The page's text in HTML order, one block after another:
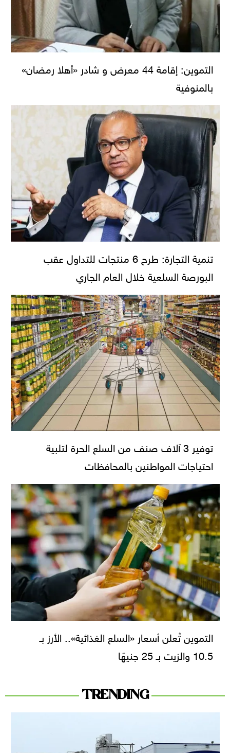
التموين: إقامة 44 معرض و شادر «أهلا رمضان»
بالمنوفية
تنمية التجارة: طرح 6 منتجات للتداول عقب
البورصة السلعية خلال العام الجاري
توفير 3 آلاف صنف من السلع الحرة لتلبية
احتياجات المواطنين بالمحافظات
التموين تُعلن أسعار «السلع الغذائية».. الأرز بـ
10.5 والزيت بـ 25 جنيهًا
TRENDING